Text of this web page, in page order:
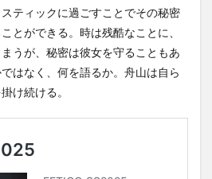
ティックに過ごすことでその秘密
とができる。時は残酷なことに、
うが、秘密は彼女を守ることもあ
はなく、何を語るか。舟山は自ら
け続ける。